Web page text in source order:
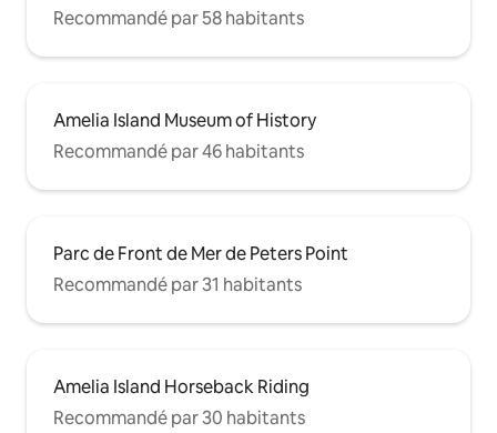
Recommandé par 58 habitants
Amelia Island Museum of History
Recommandé par 46 habitants
Parc de Front de Mer de Peters Point
Recommandé par 31 habitants
Amelia Island Horseback Riding
Recommandé par 30 habitants